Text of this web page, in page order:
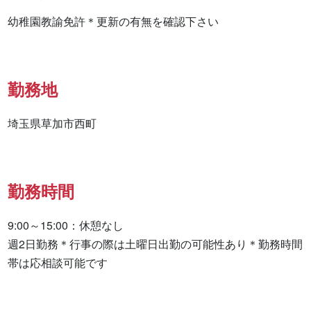
幼稚園教諭免許＊更新の有無を確認下さい
勤務地
埼玉県草加市西町
勤務時間
9:00～15:00：休憩なし
週2日勤務＊行事の際は土曜日出勤の可能性あり＊勤務時間
帯は応相談可能です